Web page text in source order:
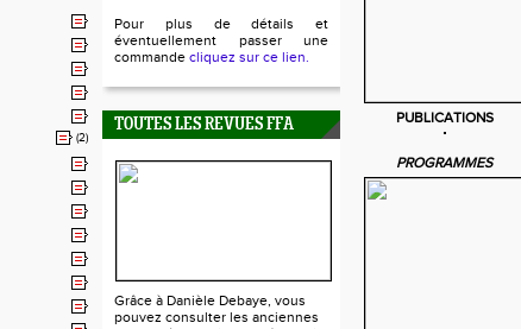
(2)
Pour plus de détails et
éventuellement passer une
commande cliquez sur ce lien.
TOUTES LES REVUES FFA
Grâce à Danièle Debaye, vous
pouvez consulter les anciennes
PUBLICATIONS
PROGRAMMES